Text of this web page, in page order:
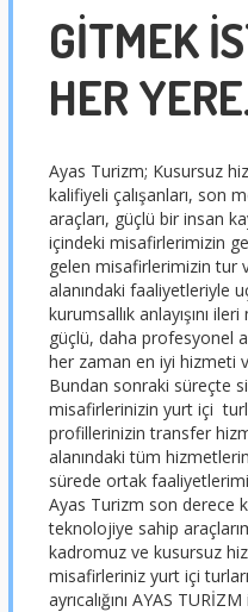
GİTMEK
HER
Ayas Turizm; Kusursuz
kalifiyeli çalışanları, son
araçları, güçlü bir insan
içindeki misafirlerimizin
gelen misafirlerimizin tur
alanındaki faaliyetleriyle
kurumsallık anlayışını
güçlü, daha profesyonel
her zaman en iyi hizmeti
Bundan sonraki süreçte
misafirlerinizin yurt içi
profillerinizin transfer
alanındaki tüm
sürede ortak
Ayas Turizm son derece
teknolojiye sahip
kadromuz ve kusursuz
misafirleriniz yurt içi
ayrıcalığını AYAS